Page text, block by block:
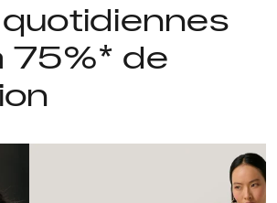
75%* de